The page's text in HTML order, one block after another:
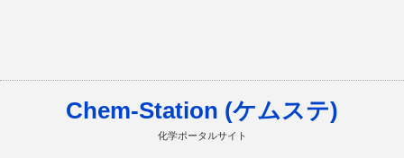
Chem-Station (ケムステ)
化学ポータルサイト